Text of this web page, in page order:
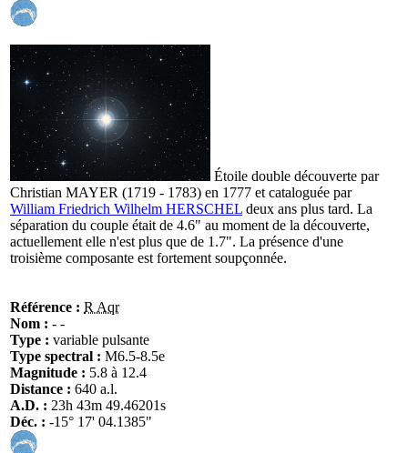
Étoile double découverte par
Christian MAYER (1719 - 1783) en 1777 et cataloguée par
William Friedrich Wilhelm HERSCHEL deux ans plus tard. La
séparation du couple était de 4.6" au moment de la découverte,
actuellement elle n'est plus que de 1.7". La présence d'une
troisième composante est fortement soupçonnée.
Référence : R Aqr
Nom : - -
Type : variable pulsante
Type spectral : M6.5-8.5e
Magnitude : 5.8 à 12.4
Distance : 640 a.l.
A.D. : 23h 43m 49.46201s
Déc. : -15° 17' 04.1385"